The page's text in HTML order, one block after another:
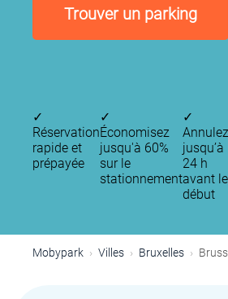
Trouver un parking
✓
Réservation
rapide et
prépayée
✓
Économisez
jusqu'à 60%
sur le
stationnement
✓
Annulez
jusqu’à
24 h
avant le
début
Mobypark Villes Bruxelles